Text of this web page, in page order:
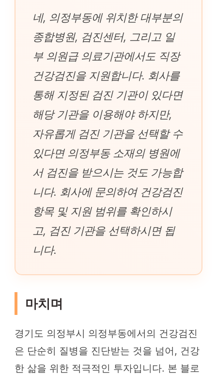
네, 의정부동에 위치한 대부분의
종합병원, 검진센터, 그리고 일
부 의원급 의료기관에서도 직장
건강검진을 지원합니다. 회사를
통해 지정된 검진 기관이 있다면
해당 기관을 이용해야 하지만,
자유롭게 검진 기관을 선택할 수
있다면 의정부동 소재의 병원에
서 검진을 받으시는 것도 가능합
니다. 회사에 문의하여 건강검진
항목 및 지원 범위를 확인하시
고, 검진 기관을 선택하시면 됩
니다.
마치며
경기도 의정부시 의정부동에서의 건강검진
은 단순히 질병을 진단받는 것을 넘어, 건강
한 삶을 위한 적극적인 투자입니다. 본 블로